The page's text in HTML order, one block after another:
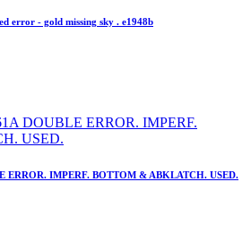
error - gold missing sky . e1948b
ERROR. IMPERF. BOTTOM & ABKLATCH. USED.